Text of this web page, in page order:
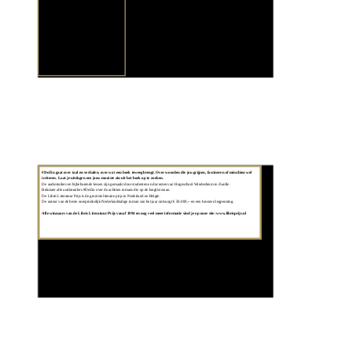
Colofon
#DeZin gaat over taal en verhalen, over wat een boek teweegbrengt. Over woorden die jou grijpen, fascineren of misschien wel
irriteren. Laat je uitdagen om jouw mooiste zin uit het boek op te zoeken.
De audiotrailers en bijbehorende lessen zijn gemaakt door studenten en docenten van Hogeschool Windesheim in Zwolle.
Beluister alle audiotrailers #DeZin over de achttien romans die op de longlist staan.
De Libris Literatuur Prijs is de grootste literaire prijs in Nederland en België.
De auteur van de beste oorspronkelijk Nederlandstalige roman van het jaar ontvangt € 50.000,-- en een bronzen legpenning.
Alle winnaars van de Libris Literatuur Prijs vanaf 1994 en nog veel meer informatie vind je op onze site: www.librisprijs.nl